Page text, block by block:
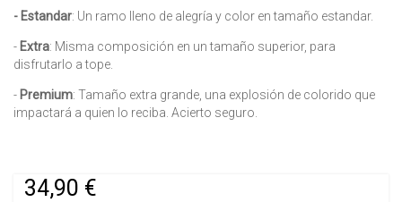
- Estandar: Un ramo lleno de alegría y color en tamaño estandar.
- Extra: Misma composición en un tamaño superior, para
disfrutarlo a tope.
- Premium: Tamaño extra grande, una explosión de colorido que
impactará a quien lo reciba. Acierto seguro.
34,90 €